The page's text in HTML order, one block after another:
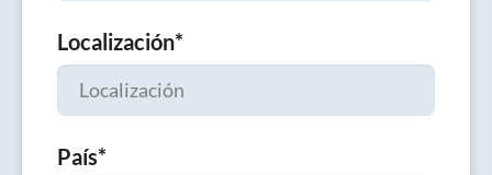
Localización*
País*